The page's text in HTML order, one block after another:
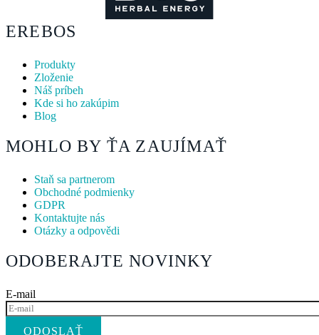
EREBOS
Produkty
Zloženie
Náš príbeh
Kde si ho zakúpim
Blog
MOHLO BY ŤA ZAUJÍMAŤ
Staň sa partnerom
Obchodné podmienky
GDPR
Kontaktujte nás
Otázky a odpovědi
ODOBERAJTE NOVINKY
E-mail